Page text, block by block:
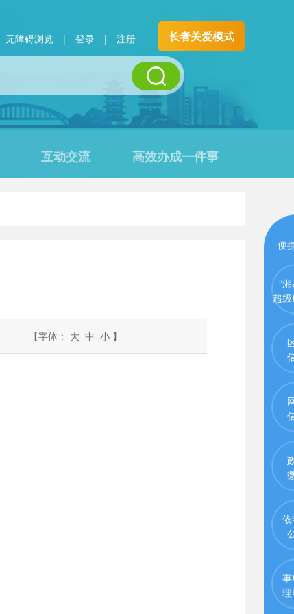
无障碍浏览 | 登录 | 注册 长者关爱模式
互动交流 高效办成一件事
【字体： 大 中 小 】
便
“
超